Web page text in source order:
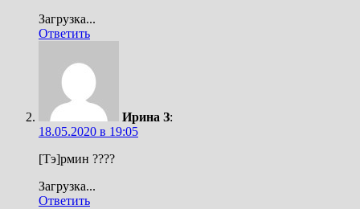
Загрузка...
Ответить
Ирина З:
18.05.2020 в 19:05
[Тэ]рмин ????
Загрузка...
Ответить